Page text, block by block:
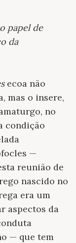
papel de
da
ecoa não
mas o insere,
no
condição
—
reunião de
nascido no
era um
aspectos da
— que tem